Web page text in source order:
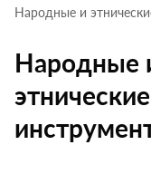
Народные и
Народные
этнические